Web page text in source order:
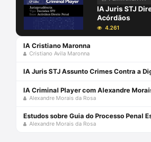
IA Juris STJ
Acórdãos
4.261
IA Cristiano Maronna
Cristiano Avila Maronna
IA Juris STJ Assunto Crimes Contra a
Alexandre Morais da Rosa
Alexandre Morais da Rosa